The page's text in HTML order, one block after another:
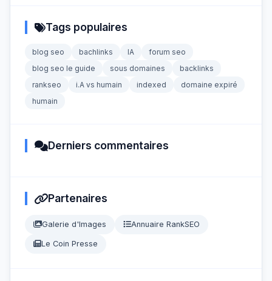
Tags populaires
blog seo bachlinks IA
forum seo
blog seo le guide
sous domaines
backlinks
rankseo
i.A vs humain indexed
domaine expiré
humain
Derniers commentaires
Partenaires
Galerie d'Images Annuaire RankSEO
Le Coin Presse